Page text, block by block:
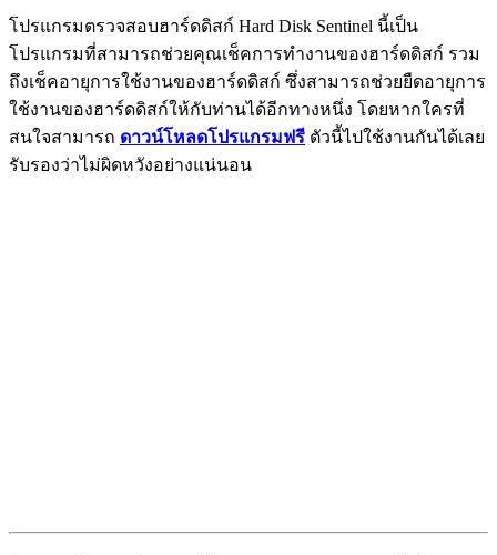
โปรแกรมตรวจสอบฮาร์ดดิสก์ Hard Disk Sentinel นี้เป็น
โปรแกรมที่สามารถช่วยคุณเช็คการทำงานของฮาร์ดดิสก์ รวม
ถึงเช็คอายุการใช้งานของฮาร์ดดิสก์ ซึ่งสามารถช่วยยืดอายุการ
ใช้งานของฮาร์ดดิสก์ให้กับท่านได้อีกทางหนึ่ง โดยหากใครที่
สนใจสามารถ ดาวน์โหลดโปรแกรมฟรี ตัวนี้ไปใช้งานกันได้เลย
รับรองว่าไม่ผิดหวังอย่างแน่นอน